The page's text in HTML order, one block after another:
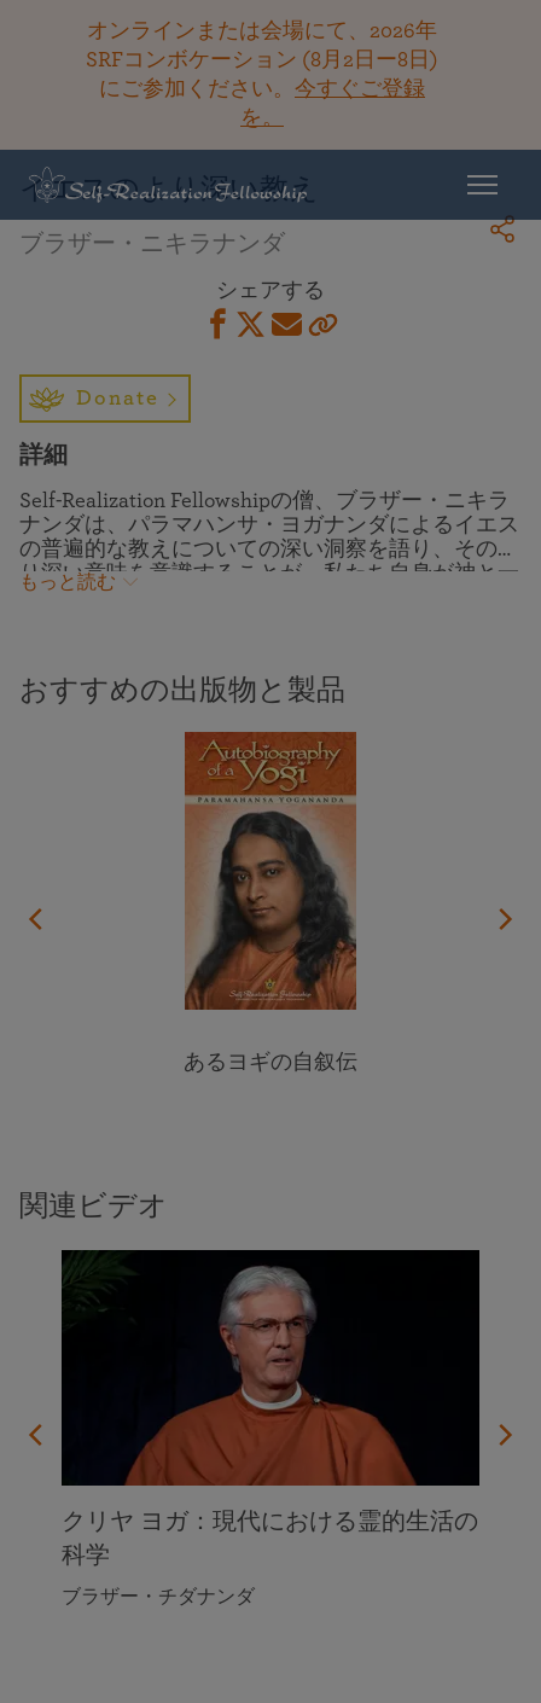
オンラインまたは会場にて、2026年
SRFコンボケーション (8月2日ー8日)
にご参加ください。 今すぐご登録
を。
ライブラリーに戻る
イエスのより深い教え
ブラザー・ニキラナンダ
シェアする
Donate
詳細
Self-Realization Fellowshipの僧、ブラザー・ニキラ
ナンダは、パラマハンサ・ヨガナンダによるイエス
の普遍的な教えについての深い洞察を語り、そのよ
り深い意味を意識することが、私たち自身が神と一
つであることを理解する助けとなることを示してい
との個人的な関係を育てることが私たち自身の力の
うちにあること、そして神聖な愛が、日々の生活の
として現れるようにすることができるのだと強調し
ています。この講話は、2024年3月、カリフォルニ
ア州サンディエゴのSRF寺院で行われました。
もっと読む
おすすめの出版物と製品
あるヨギの自叙伝
関連ビデオ
クリヤ ヨガ：現代における霊的生活の
科学
ブラザー・チダナンダ